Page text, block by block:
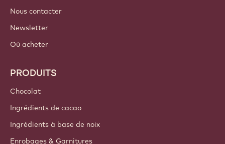
Nous contacter
Newsletter
Où acheter
PRODUITS
Chocolat
Ingrédients de cacao
Ingrédients à base de noix
Enrobages & Garnitures